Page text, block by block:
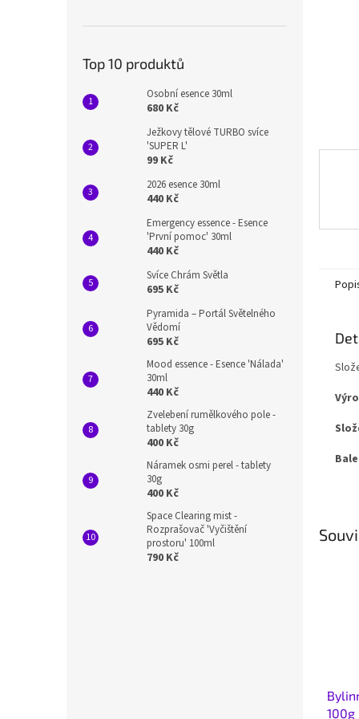
Top 10 produktů
Osobní esence 30ml
680 Kč
Ježkovy tělové TURBO svíce
'SUPER L'
99 Kč
2026 esence 30ml
440 Kč
Emergency essence - Esence
'První pomoc' 30ml
440 Kč
Svíce Chrám Světla
695 Kč
Pyramida – Portál Světelného
Vědomí
695 Kč
Mood essence - Esence 'Nálada'
30ml
440 Kč
Zvelebení rumělkového pole -
tablety 30g
400 Kč
Náramek osmi perel - tablety
30g
400 Kč
Space Clearing mist -
Rozprašovač 'Vyčištění
prostoru' 100ml
790 Kč
100g